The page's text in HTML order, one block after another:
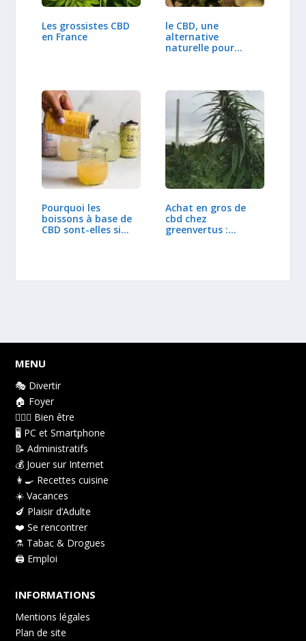
Les grossistes CBD
en France
le CBD, une
alternative
naturelle pour
Pourquoi les
boissons à base de
CBD sont-elles si…
Achat en gros de
cbd chez
greenvertus :
MENU
🎭 Divertir
🏠 Foyer
👩🏻‍⚕️ Bien être
🖥️ PC et Smartphone
📝 Administratifs
💰 Jouer sur Internet
👩‍🍳 Recettes cuisine
☀️ Vacances
🍆 Plaisir d’Adulte
❤️ Se rencontrer
⚗️ Tabac & Drogues
🖨️ Emploi
INFORMATIONS
Mentions légales
Plan de site